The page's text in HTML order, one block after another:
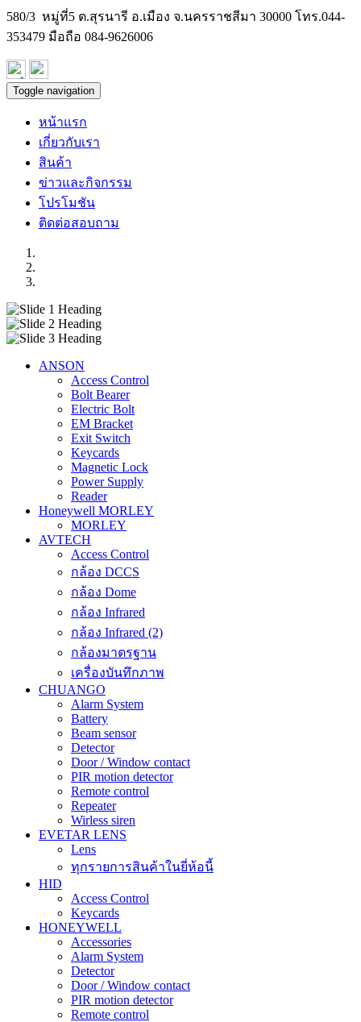
580/3 หมู่ที่5 ต.สุรนารี อ.เมือง จ.นครราชสีมา 30000 โทร.044-
353479 มือถือ 084-9626006
Toggle navigation
หน้าแรก
เกี่ยวกับเรา
สินค้า
ข่าวและกิจกรรม
โปรโมชัน
ติดต่อสอบถาม
ANSON
Access Control
Bolt Bearer
Electric Bolt
EM Bracket
Exit Switch
Keycards
Magnetic Lock
Power Supply
Reader
Honeywell MORLEY
MORLEY
AVTECH
Access Control
กล้อง DCCS
กล้อง Dome
กล้อง Infrared
กล้อง Infrared (2)
กล้องมาตรฐาน
เครื่องบันทึกภาพ
CHUANGO
Alarm System
Battery
Beam sensor
Detector
Door / Window contact
PIR motion detector
Remote control
Repeater
Wirless siren
EVETAR LENS
Lens
ทุกรายการสินค้าในยี่ห้อนี้
HID
Access Control
Keycards
HONEYWELL
Accessories
Alarm System
Detector
Door / Window contact
PIR motion detector
Remote control